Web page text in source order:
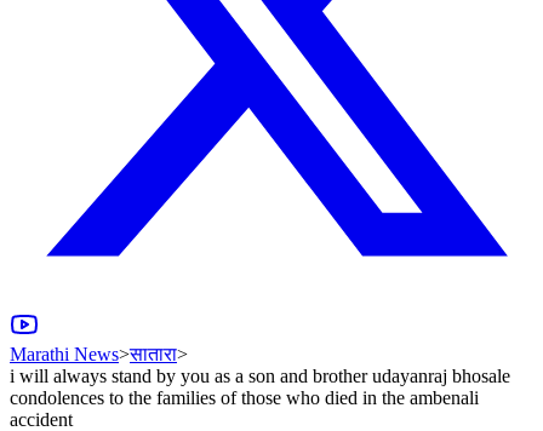
Marathi News>सातारा>
i will always stand by you as a son and brother udayanraj bhosale
condolences to the families of those who died in the ambenali
accident